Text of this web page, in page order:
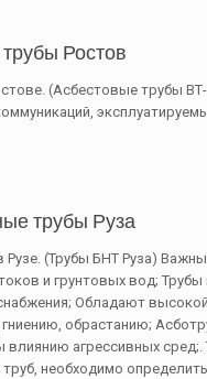
Ростов
(Асбестовые трубы
трубы Руза
(Трубы БНТ Руза)
и грунтовых вод;
Обладают
обрастанию;
влиянию агрессивных
необходимо